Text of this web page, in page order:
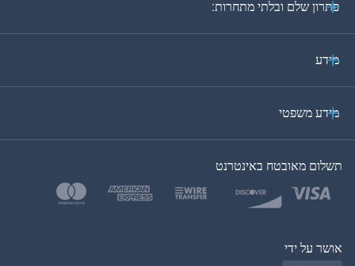
בטורקית
פולנית
פתרון שלם ובלתי מתחרות:
מידע
מידע משפטי
תשלום מאובטח באינטרנט
אושר על ידי